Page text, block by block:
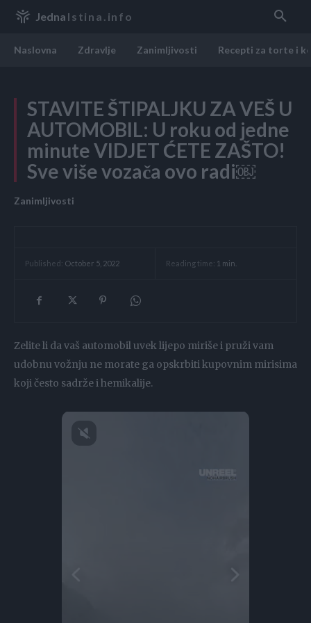
Jedna Istina.info
Naslovna Zdravlje Zanimljivosti Recepti za torte i
STAVITE ŠTIPALJKU ZA VEŠ U
AUTOMOBIL: U roku od jedne
minute VIDJET ĆETE ZAŠTO!
Sve više vozača ovo radi￼
Zanimljivosti
Published: October 5, 2022 Reading time: 1 min.
Zelite li da vaš automobil uvek lijepo miriše i pruži vam
udobnu vožnju ne morate ga opskrbiti kupovnim mirisima
koji često sadrže i hemikalije.